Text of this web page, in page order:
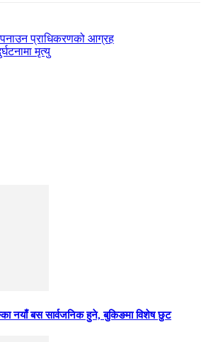
प्राधिकरणको आग्रह
मृत्यु
नयाँ बस सार्वजनिक हुने, बुकिङमा विशेष छुट